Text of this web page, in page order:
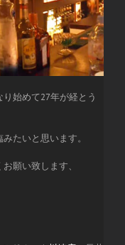
始めて27年が経とう
たいと思います。
願い致します、